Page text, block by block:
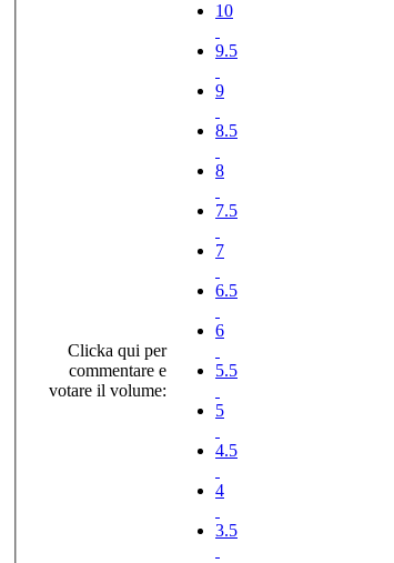
Clicka qui per
commentare e
votare il volume:
10
9.5
9
8.5
8
7.5
7
6.5
6
5.5
5
4.5
4
3.5